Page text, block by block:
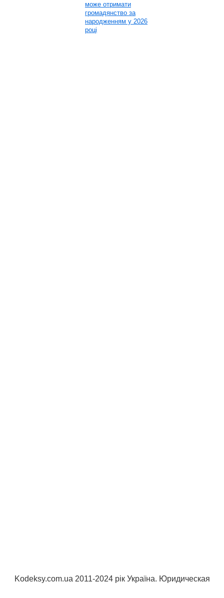
може отримати
громадянство за
народженням у 2026
році
Kodeksy.com.ua 2011-2024 рік Україна. Юридическая